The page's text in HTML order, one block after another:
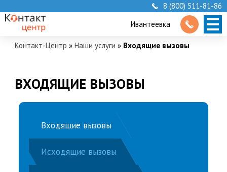
8 (800) 511-81-86
Ивантеевка
Контакт-Центр » Наши услуги » Входящие вызовы
ВХОДЯЩИЕ ВЫЗОВЫ
Входящие вызовы
Исходящие вызовы